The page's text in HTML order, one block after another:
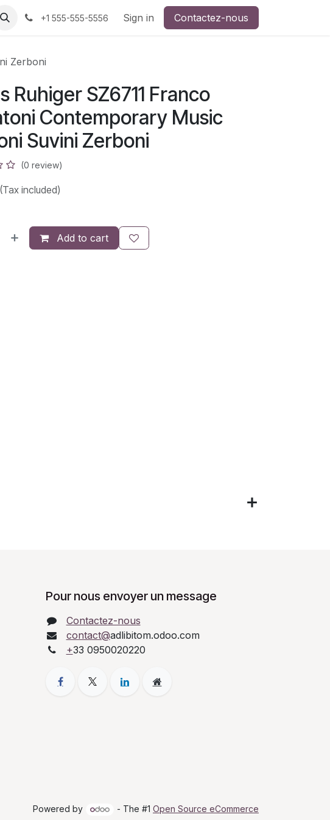
us +1 555-555-5556 Sign in Contactez-nous
Zerboni
Ruhiger SZ6711 Franco
Contemporary Music
Suvini Zerboni
(0 review)
(Tax included)
Add to cart
Pour nous envoyer un message
Contactez-nous
contact@adlibitom.odoo.com
+33 0950020220
Powered by - The #1 Open Source eCommerce